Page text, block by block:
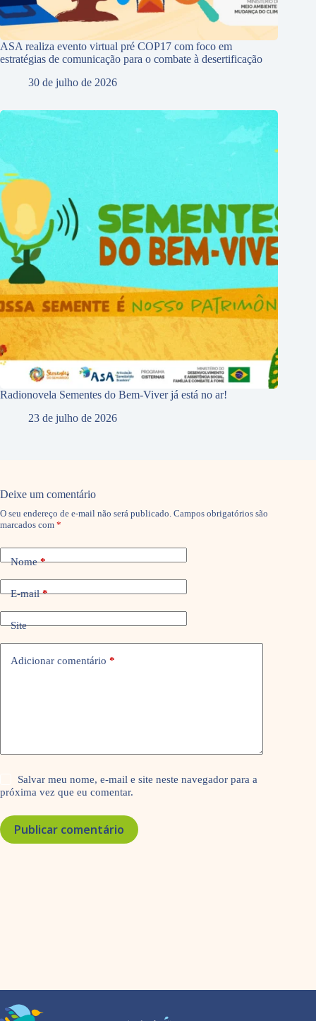
ASA realiza evento virtual pré COP17 com foco em
estratégias de comunicação para o combate à desertificação
30 de julho de 2026
Radionovela Sementes do Bem-Viver já está no ar!
23 de julho de 2026
Deixe um comentário
O seu endereço de e-mail não será publicado. Campos obrigatórios são
marcados com *
Nome*
E-mail*
Site
Adicionar comentário *
Salvar meu nome, e-mail e site neste navegador para a
próxima vez que eu comentar.
Publicar comentário